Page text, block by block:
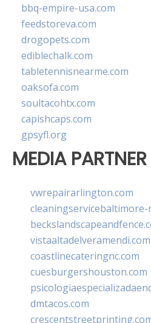
bbq-empire-usa.com
feedstoreva.com
drogopets.com
ediblechalk.com
tabletennisnearme.com
oaksofa.com
soultacohtx.com
capishcaps.com
gpsyfl.org
MEDIA PARTNER
vwrepairarlington.com
cleaningservicebaltimore-
vistaaltadelveramendi.com
coastlinecateringnc.com
cuesburgershouston.com
dmtacos.com